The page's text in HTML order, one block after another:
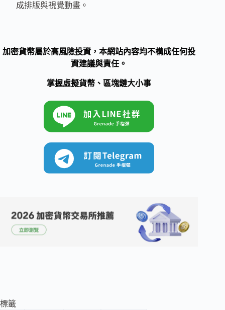
成排版與視覺動畫。
加密貨幣屬於高風險投資，本網站內容均不構成任何投
資建議與責任。
掌握虛擬貨幣、區塊鏈大小事
標籤